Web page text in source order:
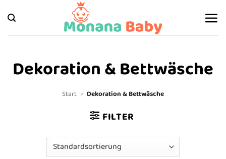
Inhalt
springen
Dekoration & Bettwäsche
Start » Dekoration & Bettwäsche
FILTER